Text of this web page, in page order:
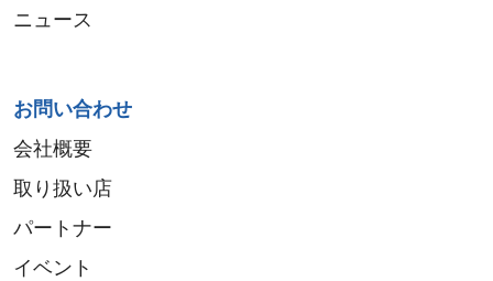
ニュース
お問い合わせ
会社概要
取り扱い店
パートナー
イベント